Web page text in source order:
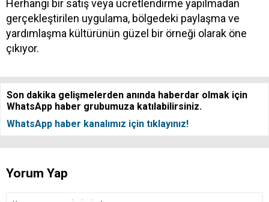
Herhangi bir satış veya ücretlendirme yapılmadan
gerçekleştirilen uygulama, bölgedeki paylaşma ve
yardımlaşma kültürünün güzel bir örneği olarak öne
çıkıyor.
Son dakika gelişmelerden anında haberdar olmak için
WhatsApp haber grubumuza katılabilirsiniz.
WhatsApp haber kanalımız için tıklayınız!
Yorum Yap